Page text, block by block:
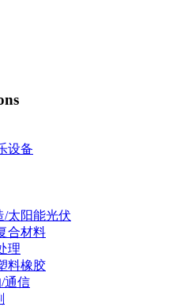
设备
/太阳能光伏
合材料
理
料橡胶
通信